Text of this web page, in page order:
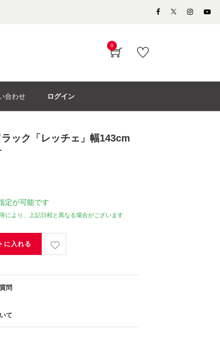
0
合わせ ログイン
ック「レッチェ」幅143cm
定が可能です
により、上記日程と異なる場合がございます
に入れる
問
て